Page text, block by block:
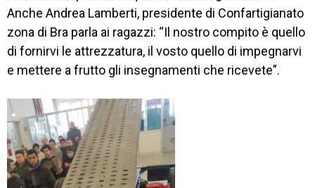
Anche Andrea Lamberti, presidente di Confartigianato
zona di Bra parla ai ragazzi: “Il nostro compito è quello
di fornirvi le attrezzatura, il vosto quello di impegnarvi
e mettere a frutto gli insegnamenti che ricevete”.